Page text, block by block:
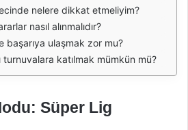
nelere dikkat etmeliyim?
nasıl alınmalıdır?
başarıya ulaşmak zor mu?
turnuvalara katılmak mümkün mü?
Süper Lig